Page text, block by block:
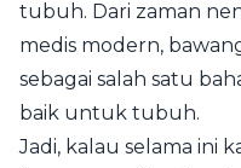
tubuh. Dari zaman
medis modern,
sebagai salah satu
baik untuk tubuh.
Jadi, kalau selama ini